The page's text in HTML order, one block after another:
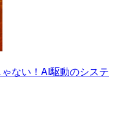
ない！AI駆動のシステ